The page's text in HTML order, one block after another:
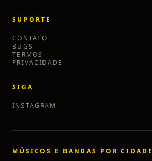
SUPORTE
CONTATO
BUGS
TERMOS
PRIVACIDADE
SIGA
INSTAGRAM
MÚSICOS E BANDAS POR CIDADE